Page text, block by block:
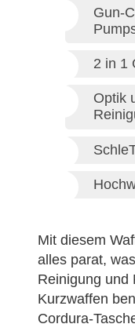
Gun-
2 in 1
Optik
Mit diesem
alles parat,
Reinigung und
Kurzwaffen
Cordura-